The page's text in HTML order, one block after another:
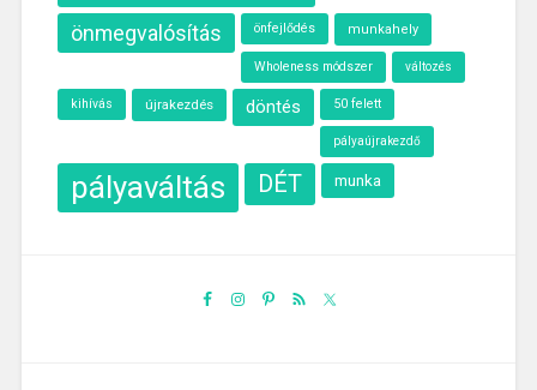
önmegvalósítás önfejlődés munkahely
Wholeness módszer változés
kihívás újrakezdés döntés 50 felett
pályaújrakezdő
pályaváltás DÉT munka